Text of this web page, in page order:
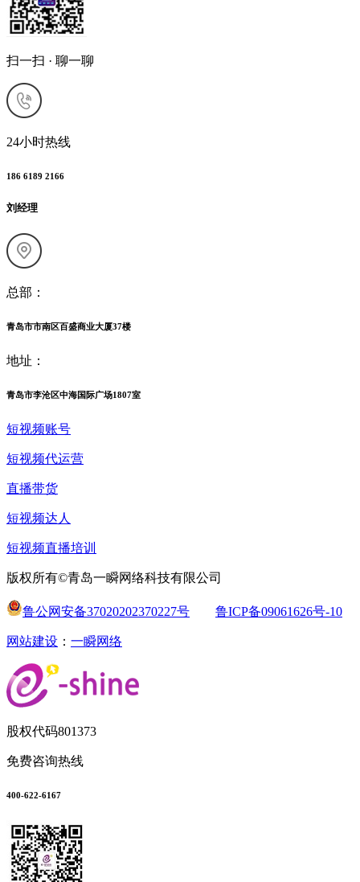
扫一扫 · 聊一聊
24小时热线
186 6189 2166
刘经理
总部：
青岛市市南区百盛商业大厦37楼
地址：
青岛市李沧区中海国际广场1807室
短视频账号
短视频代运营
直播带货
短视频达人
短视频直播培训
版权所有©青岛一瞬网络科技有限公司
鲁公网安备37020202370227号 鲁ICP备09061626号-10
网站建设 ： 一瞬网络
股权代码801373
免费咨询热线
400-622-6167